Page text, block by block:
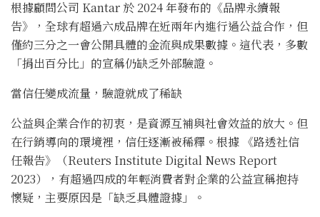
根據顧問公司 Kantar 於 2024 年發布的《品牌永續報
告》，全球有超過六成品牌在近兩年內進行過公益合作，但
僅約三分之一會公開具體的金流與成果數據。這代表，多數
「捐出百分比」的宣稱仍缺乏外部驗證。
當信任變成流量，驗證就成了稀缺
公益與企業合作的初衷，是資源互補與社會效益的放大。但
在行銷導向的環境裡，信任逐漸被稀釋。根據 《路透社信
任報告》（Reuters Institute Digital News Report
2023），有超過四成的年輕消費者對企業的公益宣稱抱持
懷疑，主要原因是「缺乏具體證據」。